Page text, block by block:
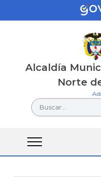
Alcaldía
Norte
Buscar...